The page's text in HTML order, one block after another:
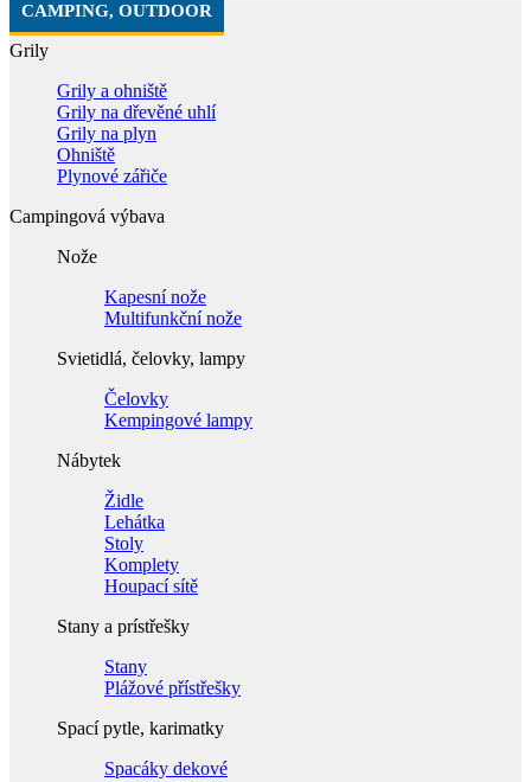
CAMPING, OUTDOOR
Grily
Grily a ohniště
Grily na dřevěné uhlí
Grily na plyn
Ohniště
Plynové zářiče
Campingová výbava
Nože
Kapesní nože
Multifunkční nože
Svietidlá, čelovky, lampy
Čelovky
Kempingové lampy
Nábytek
Židle
Lehátka
Stoly
Komplety
Houpací sítě
Stany a prístřešky
Stany
Plážové přístřešky
Spací pytle, karimatky
Spacáky dekové